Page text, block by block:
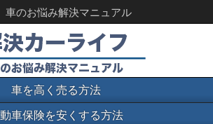
車のお悩み解決マニュアル
車を高く売る方法
車保険を安くする方法